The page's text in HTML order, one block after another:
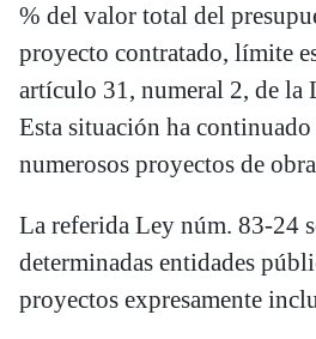
% del valor total del
proyecto contratado, límite
artículo 31, numeral 2, de la
Esta situación ha continuado
numerosos proyectos de
La referida Ley núm. 83-24
determinadas entidades
proyectos expresamente